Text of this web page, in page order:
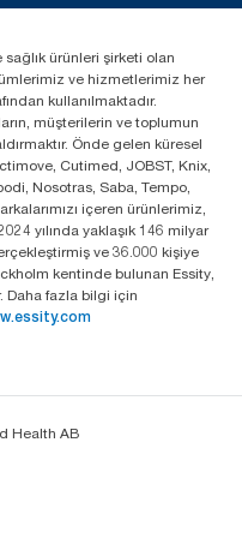
ve Ticaret
Cevizli Mah.
2
ürünleri şirketi olan
ve hizmetlerimiz her
kullanılmaktadır.
müşterilerin ve toplumun
Önde gelen küresel
Cutimed, JOBST, Knix,
Nosotras, Saba, Tempo,
içeren ürünlerimiz,
yılında yaklaşık 146 milyar
ve 36.000 kişiye
kentinde bulunan Essity,
Daha fazla bilgi için
Health AB